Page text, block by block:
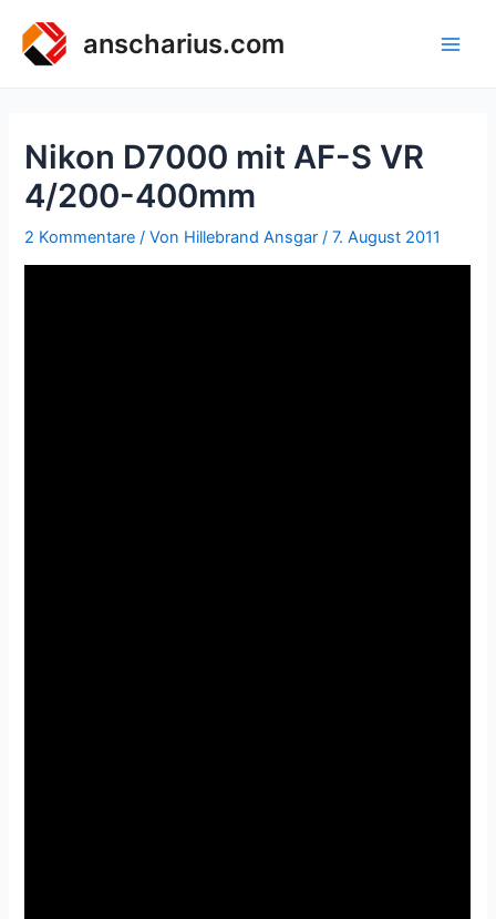
Inhalt
springen
anscharius.com
Nikon D7000 mit AF-S VR
4/200-400mm
2 Kommentare / Von Hillebrand Ansgar /7. August 2011